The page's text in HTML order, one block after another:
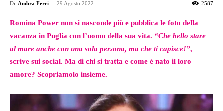
Di Ambra Ferri - 29 Agosto 2022 2587
Romina Power non si nasconde più e pubblica le foto della
vacanza in Puglia con l’uomo della sua vita. “Che bello stare
al mare anche con una sola persona, ma che ti capisce!”,
scrive sui social. Ma di chi si tratta e come è nato il loro
amore? Scopriamolo insieme.